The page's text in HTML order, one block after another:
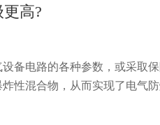
高?
备电路的各种参数，或采取
性混合物，从而实现了电气